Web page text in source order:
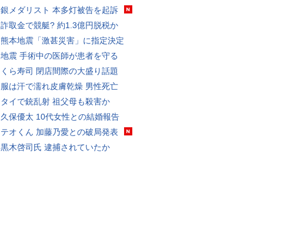
銀メダリスト 本多灯被告を起訴
詐取金で競艇? 約1.3億円脱税か
熊本地震「激甚災害」に指定決定
地震 手術中の医師が患者を守る
くら寿司 閉店間際の大盛り話題
服は汗で濡れ皮膚乾燥 男性死亡
タイで銃乱射 祖父母も殺害か
久保優太 10代女性との結婚報告
テオくん 加藤乃愛との破局発表
黒木啓司氏 逮捕されていたか